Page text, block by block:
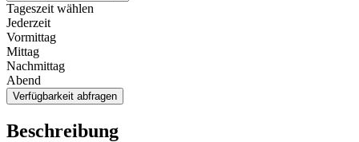
Tageszeit wählen
Jederzeit
Vormittag
Mittag
Nachmittag
Abend
Verfügbarkeit abfragen
Beschreibung